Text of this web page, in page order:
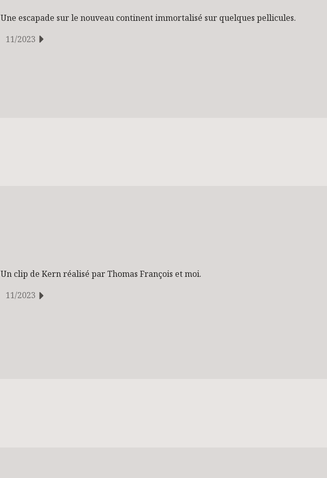
Une escapade sur le nouveau continent immortalisé sur quelques pellicules.
11/2023
Un clip de Kern réalisé par Thomas François et moi.
11/2023